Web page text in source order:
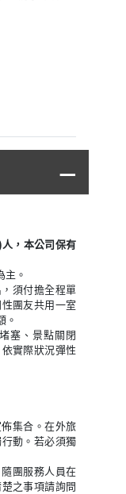
，本公司保有
主。
須付擔全程單
團友共用一室
。
塞、景點關閉
依實際狀況彈性
集合。在外旅
動。若必須獨
團服務人員在
之事項請詢問